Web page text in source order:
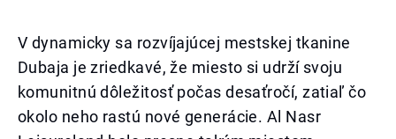
V dynamicky sa rozvíjajúcej mestskej tkanine
Dubaja je zriedkavé, že miesto si udrží svoju
komunitnú dôležitosť počas desaťročí, zatiaľ čo
okolo neho rastú nové generácie. Al Nasr